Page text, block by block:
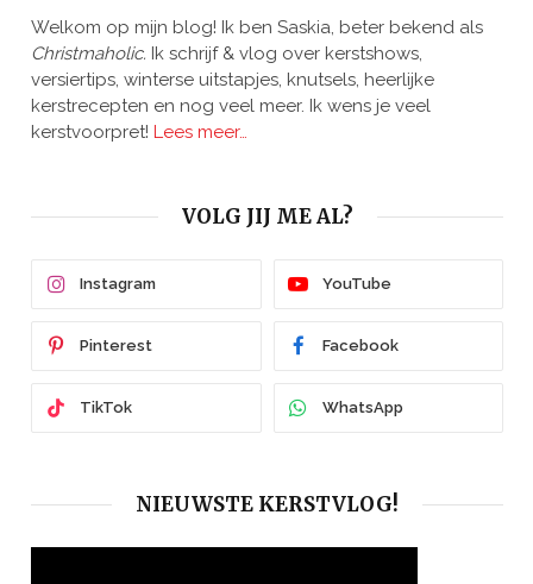
Welkom op mijn blog! Ik ben Saskia, beter bekend als
Christmaholic. Ik schrijf & vlog over kerstshows,
versiertips, winterse uitstapjes, knutsels, heerlijke
kerstrecepten en nog veel meer. Ik wens je veel
kerstvoorpret! Lees meer…
VOLG JIJ ME AL?
Instagram YouTube
Pinterest Facebook
TikTok WhatsApp
NIEUWSTE KERSTVLOG!